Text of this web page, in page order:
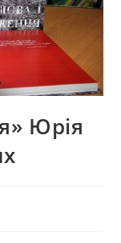
Юрія